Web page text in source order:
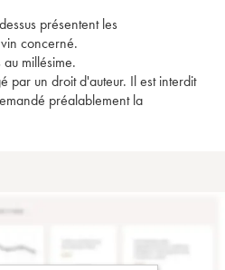
présentent les
concerné.
millésime.
par un droit d'auteur. Il est interdit
préalablement la